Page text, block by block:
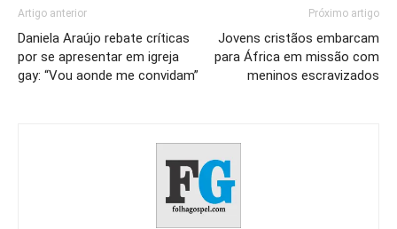
Artigo anterior
Daniela Araújo rebate críticas
por se apresentar em igreja
gay: “Vou aonde me convidam”
Próximo artigo
Jovens cristãos embarcam
para África em missão com
meninos escravizados